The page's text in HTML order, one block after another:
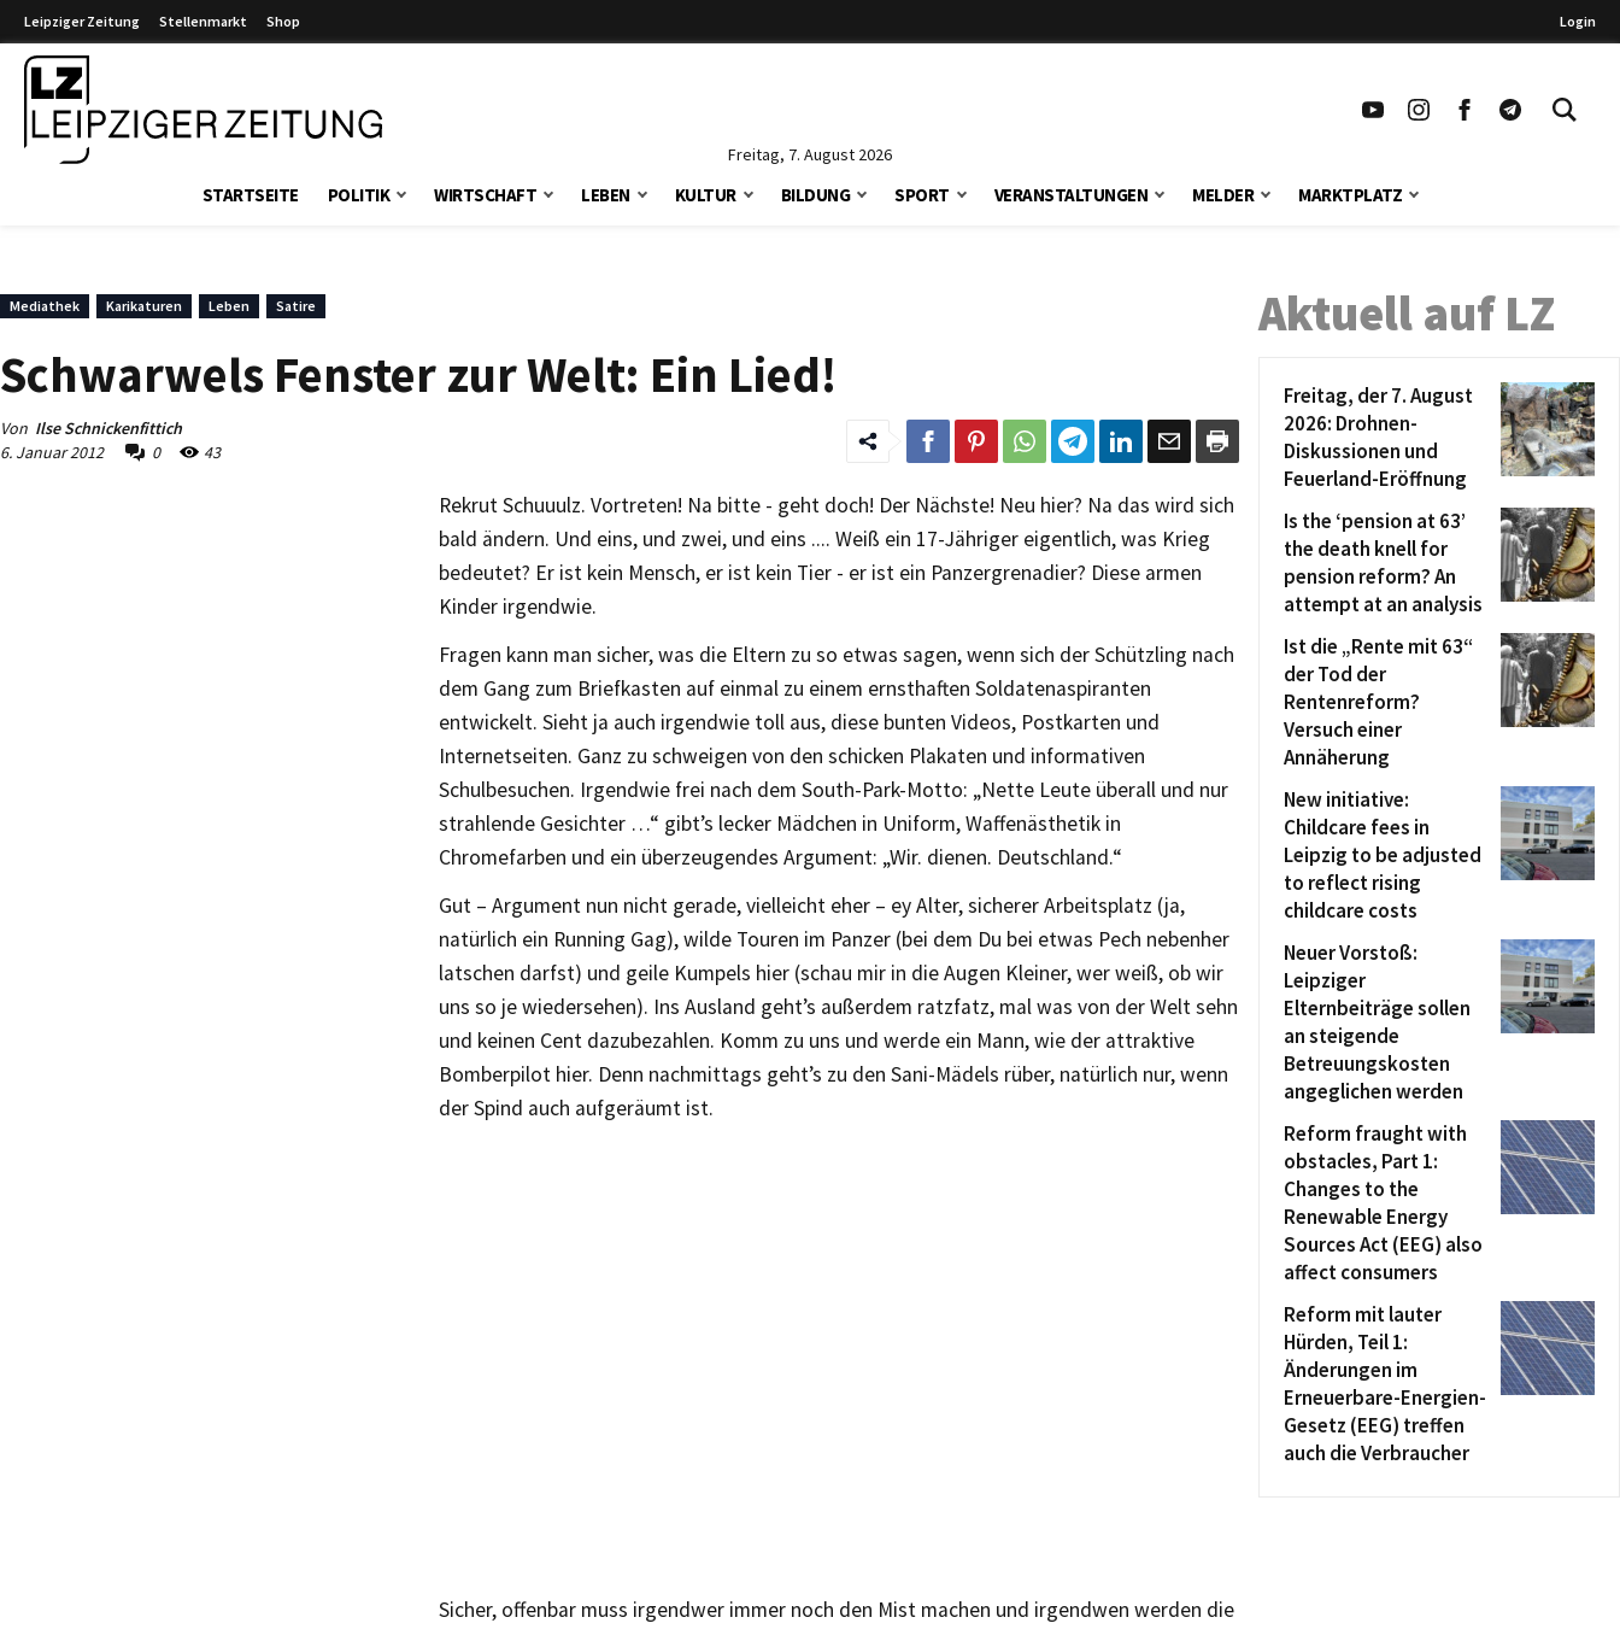
Leipziger Zeitung Stellenmarkt Shop Login
Freitag, 7. August 2026
STARTSEITE POLITIK WIRTSCHAFT LEBEN KULTUR BILDUNG SPORT VERANSTALTUNGEN MELDER MARKTPLATZ
Mediathek Karikaturen Leben Satire
Schwarwels Fenster zur Welt: Ein Lied!
Von Ilse Schnickenfittich
6. Januar 2012
0 43
Rekrut Schuuulz. Vortreten! Na bitte - geht doch! Der Nächste! Neu hier? Na das wird sich
bald ändern. Und eins, und zwei, und eins .... Weiß ein 17-Jähriger eigentlich, was Krieg
bedeutet? Er ist kein Mensch, er ist kein Tier - er ist ein Panzergrenadier? Diese armen
Kinder irgendwie.
Fragen kann man sicher, was die Eltern zu so etwas sagen, wenn sich der Schützling nach
dem Gang zum Briefkasten auf einmal zu einem ernsthaften Soldatenaspiranten
entwickelt. Sieht ja auch irgendwie toll aus, diese bunten Videos, Postkarten und
Internetseiten. Ganz zu schweigen von den schicken Plakaten und informativen
Schulbesuchen. Irgendwie frei nach dem South-Park-Motto: „Nette Leute überall und nur
strahlende Gesichter …“ gibt’s lecker Mädchen in Uniform, Waffenästhetik in
Chromefarben und ein überzeugendes Argument: „Wir. dienen. Deutschland.“
Gut – Argument nun nicht gerade, vielleicht eher – ey Alter, sicherer Arbeitsplatz (ja,
natürlich ein Running Gag), wilde Touren im Panzer (bei dem Du bei etwas Pech nebenher
latschen darfst) und geile Kumpels hier (schau mir in die Augen Kleiner, wer weiß, ob wir
uns so je wiedersehen). Ins Ausland geht’s außerdem ratzfatz, mal was von der Welt sehn
und keinen Cent dazubezahlen. Komm zu uns und werde ein Mann, wie der attraktive
Bomberpilot hier. Denn nachmittags geht’s zu den Sani-Mädels rüber, natürlich nur, wenn
der Spind auch aufgeräumt ist.
Sicher, offenbar muss irgendwer immer noch den Mist machen und irgendwen werden die
Aktuell auf LZ
Freitag, der 7. August
2026: Drohnen-
Diskussionen und
Feuerland-Eröffnung
Is the ‘pension at 63’
the death knell for
pension reform? An
attempt at an analysis
Ist die „Rente mit 63“
der Tod der
Rentenreform?
Versuch einer
Annäherung
New initiative:
Childcare fees in
Leipzig to be adjusted
to reflect rising
childcare costs
Neuer Vorstoß:
Leipziger
Elternbeiträge sollen
an steigende
Betreuungskosten
angeglichen werden
Reform fraught with
obstacles, Part 1:
Changes to the
Renewable Energy
Sources Act (EEG) also
affect consumers
Reform mit lauter
Hürden, Teil 1:
Änderungen im
Erneuerbare-Energien-
Gesetz (EEG) treffen
auch die Verbraucher